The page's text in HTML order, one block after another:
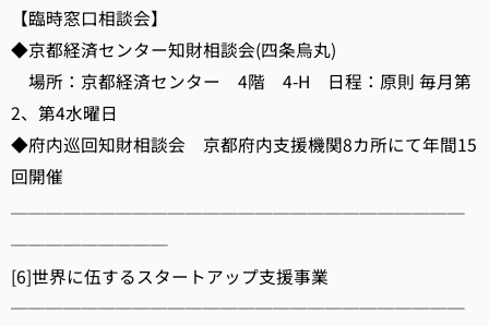
【臨時窓口相談会】
◆京都経済センター知財相談会(四条烏丸)
場所：京都経済センター 4階 4-H 日程：原則 毎月第
2、第4水曜日
◆府内巡回知財相談会 京都府内支援機関8カ所にて年間15
回開催
──────────────────────────
─────────
[6]世界に伍するスタートアップ支援事業
──────────────────────────